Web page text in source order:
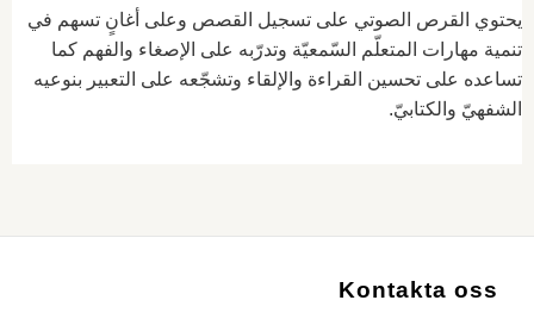
يحتوي القرص الصوتي على تسجيل القصص وعلى أغانٍ تسهم في
تنمية مهارات المتعلّم السّمعيّة وتدرّبه على الإصغاء والفهم كما
تساعده على تحسين القراءة والإلقاء وتشجّعه على التعبير بنوعيه
الشفهيّ والكتابيّ.
Kontakta oss